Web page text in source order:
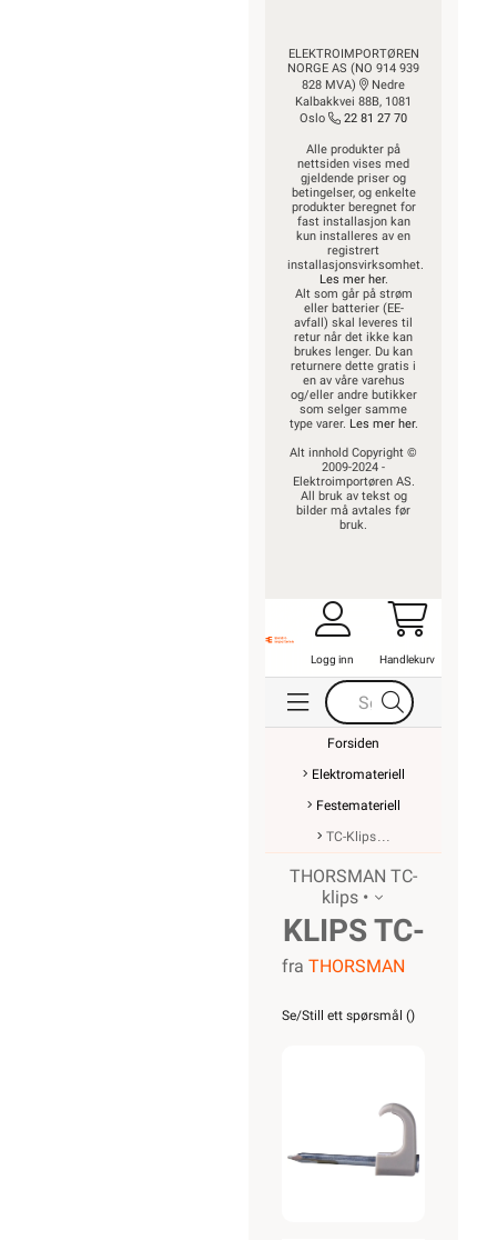
ELEKTROIMPORTØREN
NORGE AS (NO 914 939
828 MVA)
Nedre
Kalbakkvei 88B, 1081
Oslo
22 81 27 70
Alle produkter på
nettsiden vises med
gjeldende priser og
betingelser, og enkelte
produkter beregnet for
fast installasjon kan
kun installeres av en
registrert
installasjonsvirksomhet.
Les mer her.
Alt som går på strøm
eller batterier (EE-
avfall) skal leveres til
retur når det ikke kan
brukes lenger. Du kan
returnere dette gratis i
en av våre varehus
og/eller andre butikker
som selger samme
type varer. Les mer her.
Alt innhold Copyright ©
2009-2024 -
Elektroimportøren AS.
All bruk av tekst og
bilder må avtales før
bruk.
Logg inn Handlekurv
Forsiden
Elektromateriell
Festemateriell
TC-Klips
THORSMAN TC-
klips •
KLIPS TC-
C3 SECOR
6X10
fra THORSMAN
Se/Still ett spørsmål ()